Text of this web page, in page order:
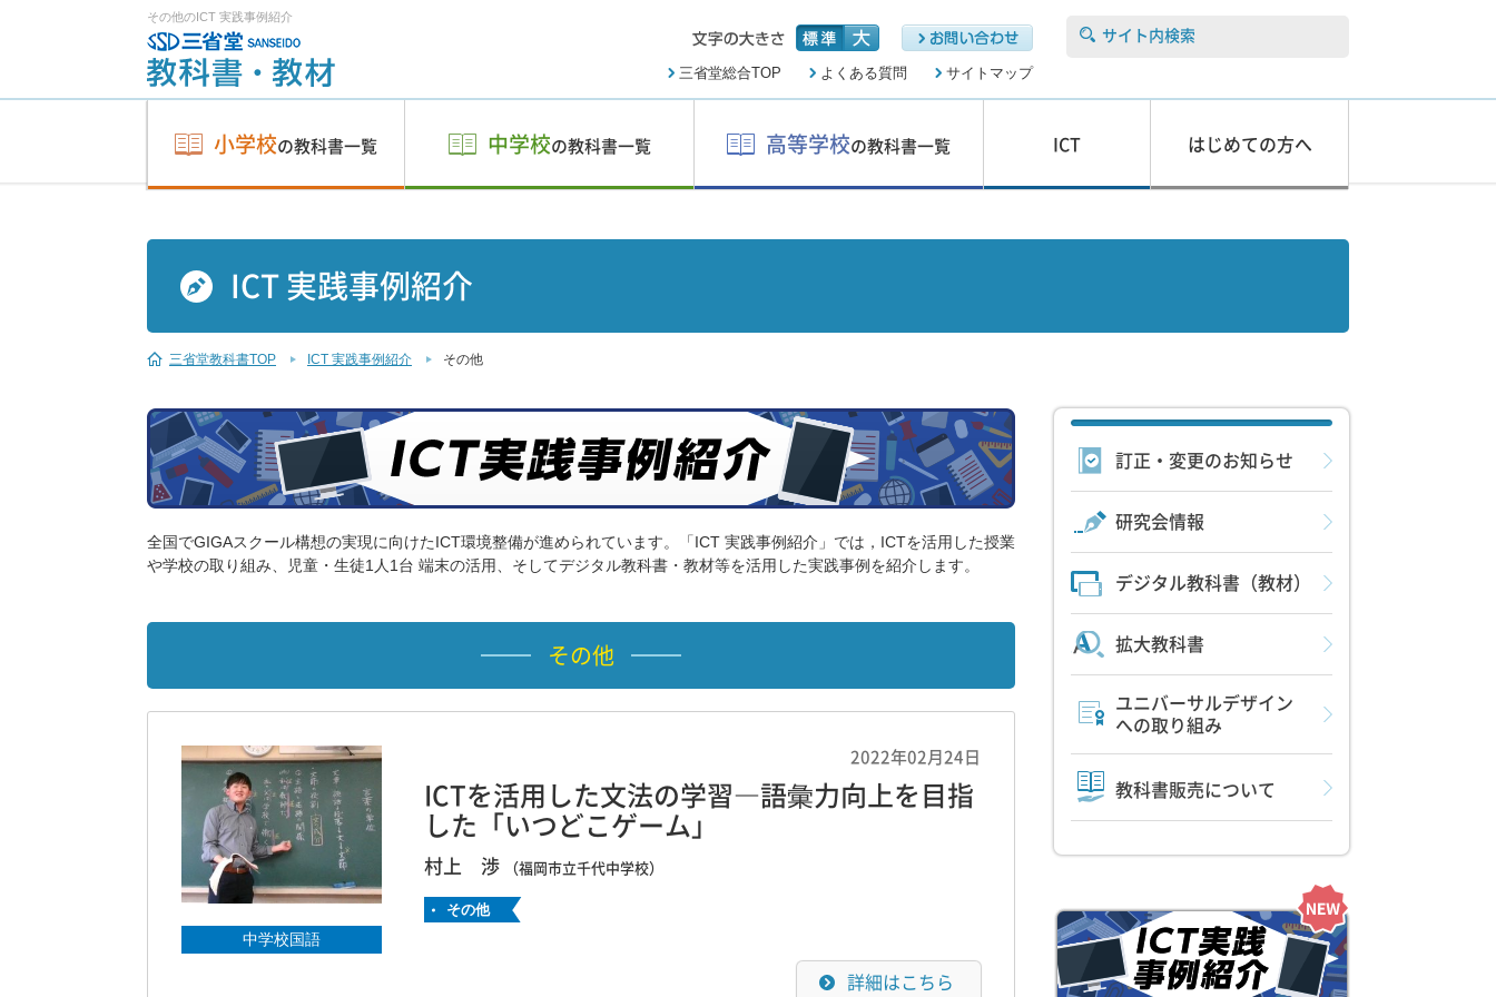
その他のICT 実践事例紹介
サイト内検索
三省堂総合TOP よくある質問 サイトマップ
小学校の教科書一覧 中学校の教科書一覧 高等学校の教科書一覧 ICT はじめての方へ
ICT 実践事例紹介
三省堂教科書TOP ICT 実践事例紹介 その他
全国でGIGAスクール構想の実現に向けたICT環境整備が進められています。「ICT 実践事例紹介」では，ICTを活用した授業
や学校の取り組み、児童・生徒1人1台 端末の活用、そしてデジタル教科書・教材等を活用した実践事例を紹介します。
その他
中学校国語
2022年02月24日
ICTを活用した文法の学習―語彙力向上を目指
した「いつどこゲーム」
村上 渉 （福岡市立千代中学校）
その他
詳細はこちら
訂正・変更のお知らせ
研究会情報
デジタル教科書（教材）
拡大教科書
ユニバーサルデザイン
への取り組み
教科書販売について